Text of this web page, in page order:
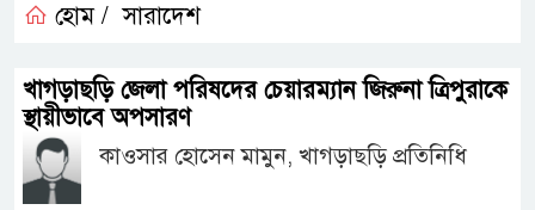
মাছে মিলল মাইক্রোপ্লাস্টিক, বেশি কই মাছে
ব্যবসায়িক অগ্রযাত্রায় নতুন অধ্যায়
স্থিতিশীল সরকার,প্রবাসীদের বিনিয়োগের এখনই
হোম / সারাদেশ
খাগড়াছড়ি জেলা পরিষদের চেয়ারম্যান জিরুনা ত্রিপুরাকে
স্থায়ীভাবে অপসারণ
কাওসার হোসেন মামুন, খাগড়াছড়ি প্রতিনিধি